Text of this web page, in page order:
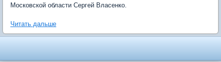
Московской области Сергей Власенко.
Читать дальше